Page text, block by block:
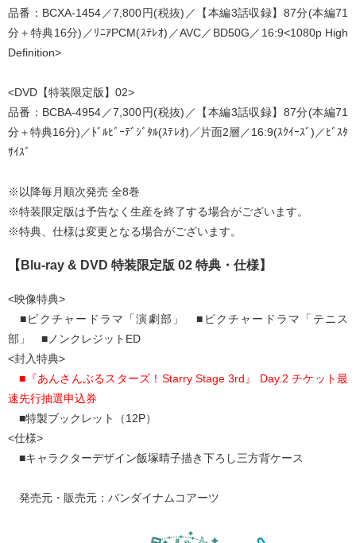
品番：BCXA-1454／7,800円(税抜)／【本編3話収録】87分(本編71
分＋特典16分)／ﾘﾆｱPCM(ｽﾃﾚｵ)／AVC／BD50G／16:9<1080p High
Definition>
<DVD【特装限定版】02>
品番：BCBA-4954／7,300円(税抜)／【本編3話収録】87分(本編71
分＋特典16分)／ﾄﾞﾙﾋﾞｰﾃﾞｼﾞﾀﾙ(ｽﾃﾚｵ)／片面2層／16:9(ｽｸｲｰｽﾞ)／ﾋﾞｽﾀ
ｻｲｽﾞ
※以降毎月順次発売 全8巻
※特装限定版は予告なく生産を終了する場合がございます。
※特典、仕様は変更となる場合がございます。
【Blu-ray & DVD 特装限定版 02 特典・仕様】
<映像特典>
■ピクチャードラマ「演劇部」 ■ピクチャードラマ「テニス
部」 ■ノンクレジットED
<封入特典>
■『あんさんぶるスターズ！Starry Stage 3rd』 Day.2 チケット最
速先行抽選申込券
■特製ブックレット（12P）
<仕様>
■キャラクターデザイン飯塚晴子描き下ろし三方背ケース
発売元・販売元：バンダイナムコアーツ